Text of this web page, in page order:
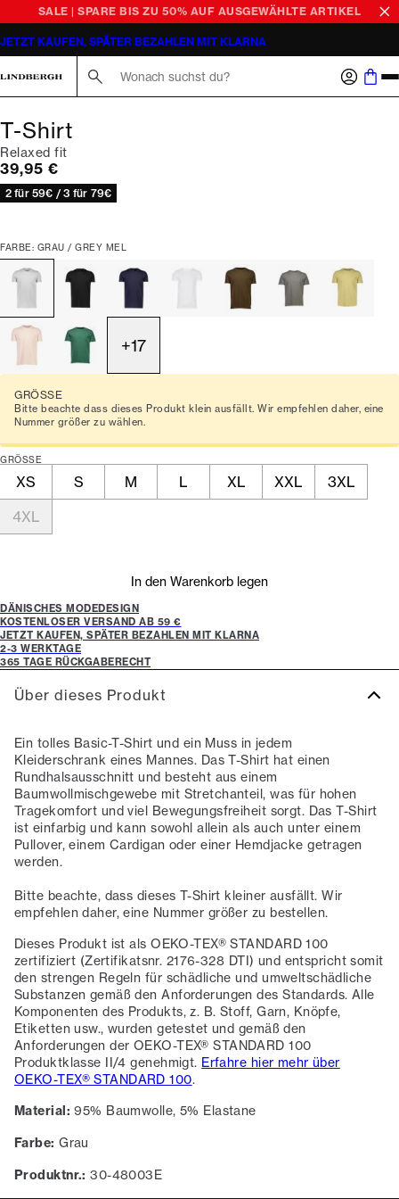
SALE | SPARE BIS ZU 50% AUF AUSGEWÄHLTE ARTIKEL
JETZT KAUFEN, SPÄTER BEZAHLEN MIT KLARNA
T-Shirt
Relaxed fit
Preis
39,95 €
2 für 59€ / 3 für 79€
FARBE: GRAU / GREY MEL
+17
GRÖSSE
Bitte beachte dass dieses Produkt klein ausfällt. Wir empfehlen daher, eine
Nummer größer zu wählen.
GRÖSSE
XS S M L XL XXL
3XL
4XL
In den Warenkorb legen
DÄNISCHES MODEDESIGN
KOSTENLOSER VERSAND AB 59 €
JETZT KAUFEN, SPÄTER BEZAHLEN MIT KLARNA
2-3 WERKTAGE
365 TAGE RÜCKGABERECHT
Über dieses Produkt
Ein tolles Basic-T-Shirt und ein Muss in jedem
Kleiderschrank eines Mannes. Das T-Shirt hat einen
Rundhalsausschnitt und besteht aus einem
Baumwollmischgewebe mit Stretchanteil, was für hohen
Tragekomfort und viel Bewegungsfreiheit sorgt. Das T-Shirt
ist einfarbig und kann sowohl allein als auch unter einem
Pullover, einem Cardigan oder einer Hemdjacke getragen
werden.
Bitte beachte, dass dieses T-Shirt kleiner ausfällt. Wir
empfehlen daher, eine Nummer größer zu bestellen.
Dieses Produkt ist als OEKO-TEX® STANDARD 100
zertifiziert (Zertifikatsnr. 2176-328 DTI) und entspricht somit
den strengen Regeln für schädliche und umweltschädliche
Substanzen gemäß den Anforderungen des Standards. Alle
Komponenten des Produkts, z. B. Stoff, Garn, Knöpfe,
Etiketten usw., wurden getestet und gemäß den
Anforderungen der OEKO-TEX® STANDARD 100
Produktklasse II/4 genehmigt. Erfahre hier mehr über
OEKO-TEX® STANDARD 100.
Material: 95% Baumwolle, 5% Elastane
Farbe: Grau
Produktnr.: 30-48003E